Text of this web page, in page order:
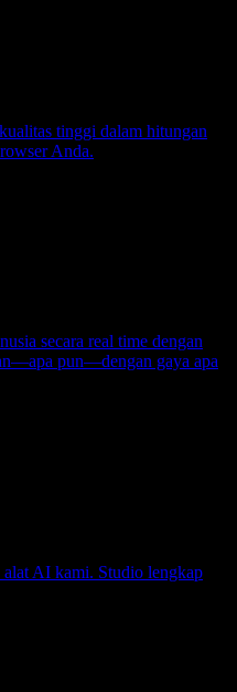
tinggi dalam hitungan
Anda.
secara real time dengan
pun—dengan gaya apa
AI kami. Studio lengkap